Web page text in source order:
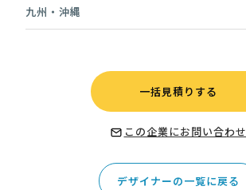
九州・沖縄
一括見積りする
この企業にお問い合わせ
デザイナーの一覧に戻る